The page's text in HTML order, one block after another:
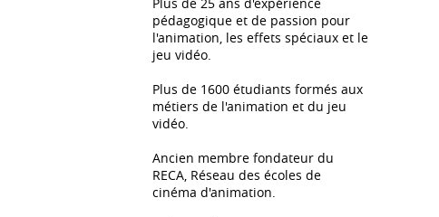
Plus de 25 ans d'expérience
pédagogique et de passion pour
l'animation, les effets spéciaux et le
jeu vidéo.
Plus de 1600 étudiants formés aux
métiers de l'animation et du jeu
vidéo.
Ancien membre fondateur du
RECA, Réseau des écoles de
cinéma d'animation.